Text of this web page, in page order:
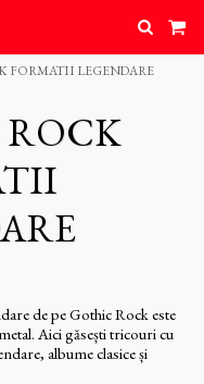
FORMATII LEGENDARE
de pe Gothic Rock este
Aici găsești tricouri cu
albume clasice și